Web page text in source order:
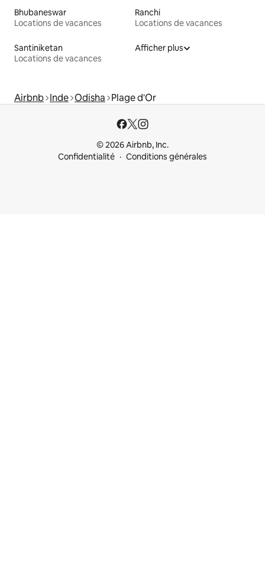
Bhubaneswar
Locations de vacances
Ranchi
Locations de vacances
Santiniketan
Locations de vacances
Afficher plus
Airbnb Inde Odisha Plage d'Or
© 2026 Airbnb, Inc.
Confidentialité
Conditions générales